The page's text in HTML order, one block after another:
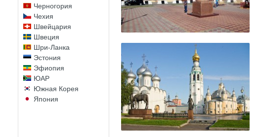
Черногория
Чехия
Швейцария
Швеция
Шри-Ланка
Эстония
Эфиопия
ЮАР
Южная Корея
Япония